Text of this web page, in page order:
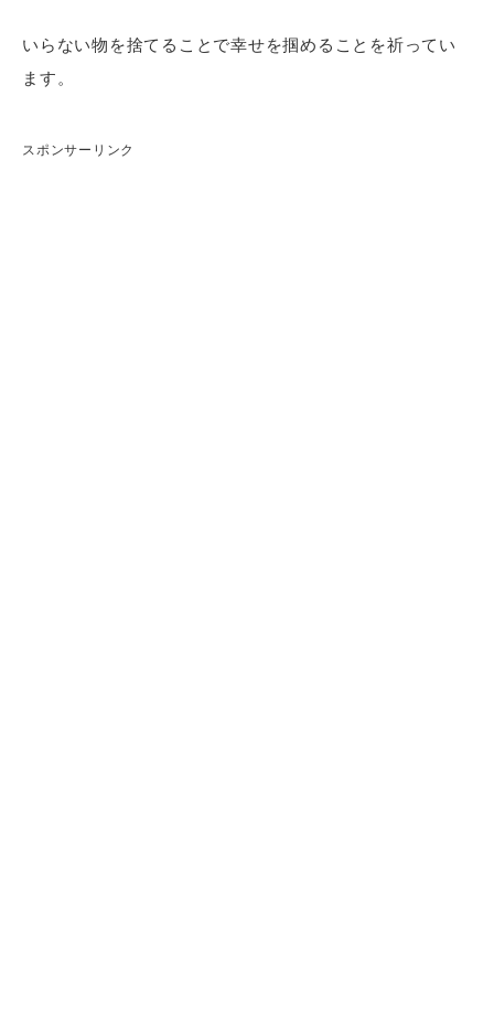
いらない物を捨てることで幸せを掴めることを祈ってい
ます。
スポンサーリンク